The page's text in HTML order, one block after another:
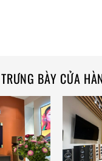
TRƯNG BÀY CỬA